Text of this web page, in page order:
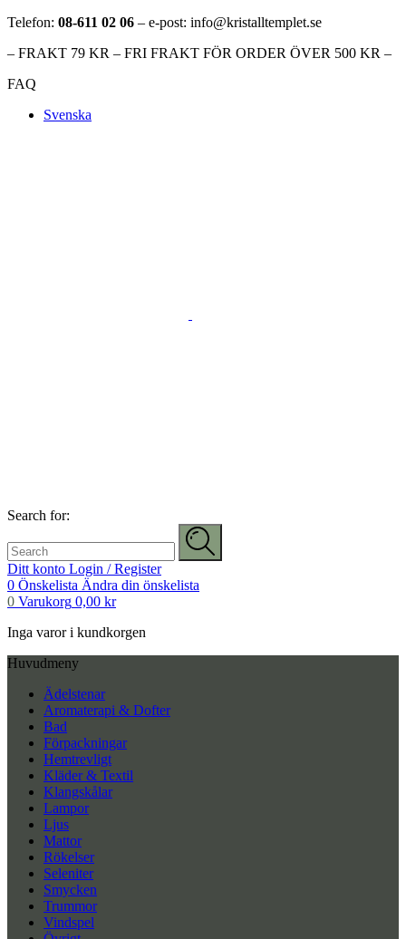
Telefon: 08-611 02 06 – e-post: info@kristalltemplet.se
– FRAKT 79 KR – FRI FRAKT FÖR ORDER ÖVER 500 KR –
FAQ
Svenska
Search for:
Ditt konto Login / Register
0 Önskelista Ändra din önskelista
0 Varukorg 0,00 kr
Inga varor i kundkorgen
Huvudmeny
Ädelstenar
Aromaterapi & Dofter
Bad
Förpackningar
Hemtrevligt
Kläder & Textil
Klangskålar
Lampor
Ljus
Mattor
Rökelser
Seleniter
Smycken
Trummor
Vindspel